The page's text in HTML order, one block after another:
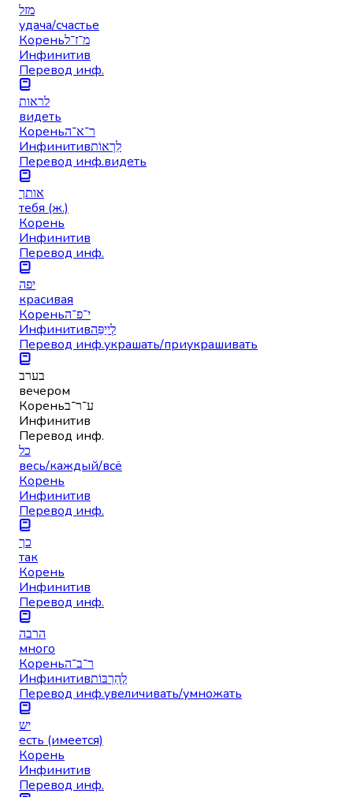
מזל
удача/счастье
Кореньמ־ז־ל
Инфинитив
Перевод инф.
לראות
видеть
Кореньר־א־ה
Инфинитивלִרְאוֹת
Перевод инф.видеть
אותך
тебя (ж.)
Корень
Инфинитив
Перевод инф.
יפה
красивая
Кореньי־פ־ה
Инфинитивלְייַפֵּה
Перевод инф.украшать/приукрашивать
בערב
вечером
Кореньע־ר־ב
Инфинитив
Перевод инф.
כל
весь/каждый/всё
Корень
Инфинитив
Перевод инф.
כך
так
Корень
Инфинитив
Перевод инф.
הרבה
много
Кореньר־ב־ה
Инфинитивלְהַרְבּוֹת
Перевод инф.увеличивать/умножать
יש
есть (имеется)
Корень
Инфинитив
Перевод инф.